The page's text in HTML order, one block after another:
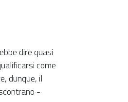
dire quasi
come
dunque, il
-